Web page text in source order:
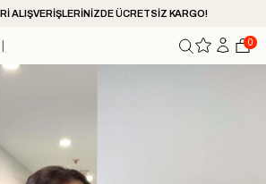
ALIŞVERİŞLERİNİZDE ÜCRETSİZ KARGO!
0